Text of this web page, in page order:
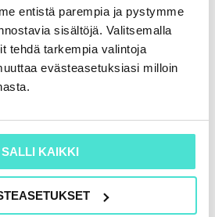
entistä parempia ja pystymme
sisältöjä. Valitsemalla
tehdä tarkempia valintoja
evästeasetuksiasi milloin
SALLI KAIKKI